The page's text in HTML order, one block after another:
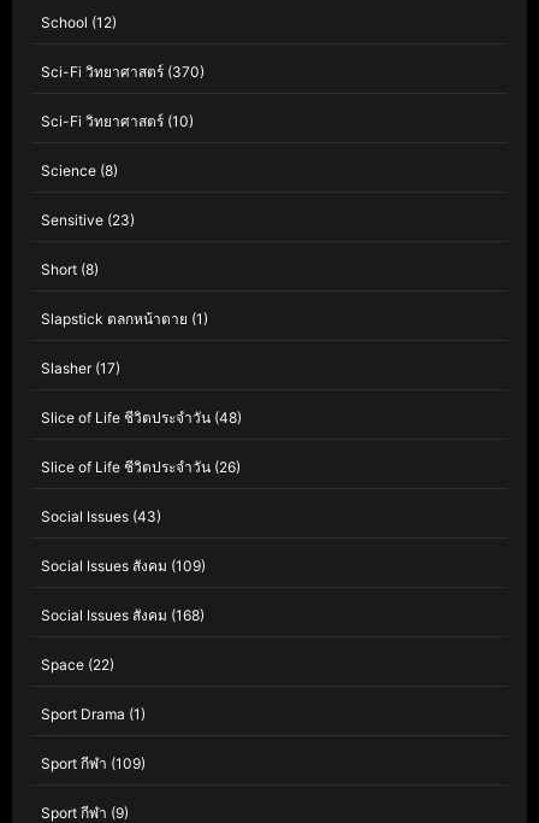
School (12)
Sci-Fi วิทยาศาสตร์ (370)
Sci-Fi วิทยาศาสตร์ (10)
Science (8)
Sensitive (23)
Short (8)
Slapstick ตลกหน้าตาย (1)
Slasher(17)
Slice of Life ชีวิตประจำวัน (48)
Slice of Life ชีวิตประจำวัน (26)
Social Issues (43)
Social Issues สังคม (109)
Social Issues สังคม (168)
Space (22)
Sport Drama (1)
Sport กีฬา (109)
Sport กีฬา (9)